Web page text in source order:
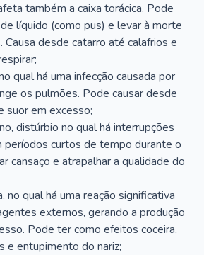
também a caixa torácica. Pode
líquido (como pus) e levar à morte
Causa desde catarro até calafrios e
qual há uma infecção causada por
os pulmões. Pode causar desde
suor em excesso;
distúrbio no qual há interrupções
períodos curtos de tempo durante o
cansaço e atrapalhar a qualidade do
no qual há uma reação significativa
externos, gerando a produção
Pode ter como efeitos coceira,
e entupimento do nariz;